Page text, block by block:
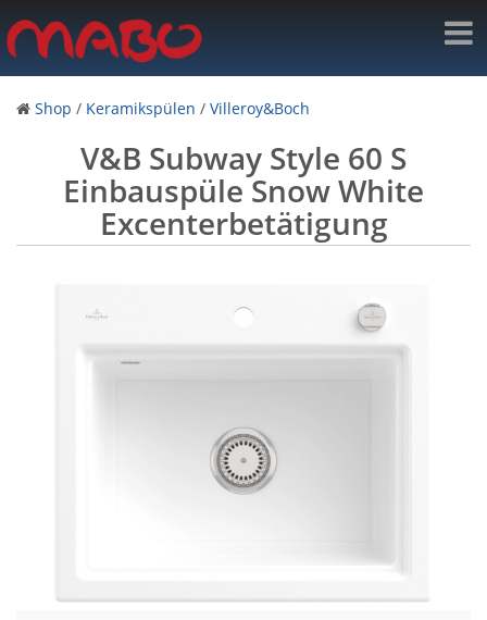
Shop / Keramikspülen / Villeroy&Boch
V&B Subway Style 60 S
Einbauspüle Snow White
Excenterbetätigung